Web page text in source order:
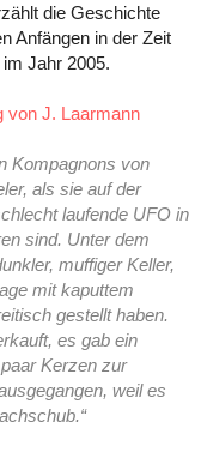
die Geschichte
Anfängen in der Zeit
Jahr 2005.
von J. Laarmann
Kompagnons von
als sie auf der
laufende UFO in
sind. Unter dem
muffiger Keller,
mit kaputtem
gestellt haben.
es gab ein
Kerzen zur
weil es